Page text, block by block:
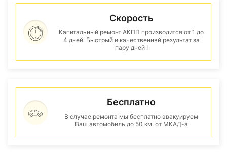
Скорость
Капитальный ремонт АКПП производится от 1 до
4 дней. Быстрый и качественнвй результат за
пару дней !
Бесплатно
В случае ремонта мы бесплатно эвакуируем
Ваш автомобиль до 50 км. от МКАД-а